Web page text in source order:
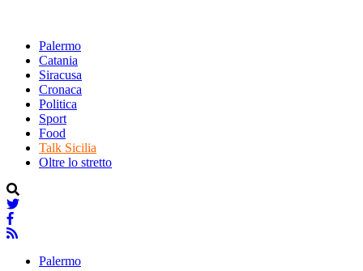
Palermo
Catania
Siracusa
Cronaca
Politica
Sport
Food
Talk Sicilia
Oltre lo stretto
Palermo